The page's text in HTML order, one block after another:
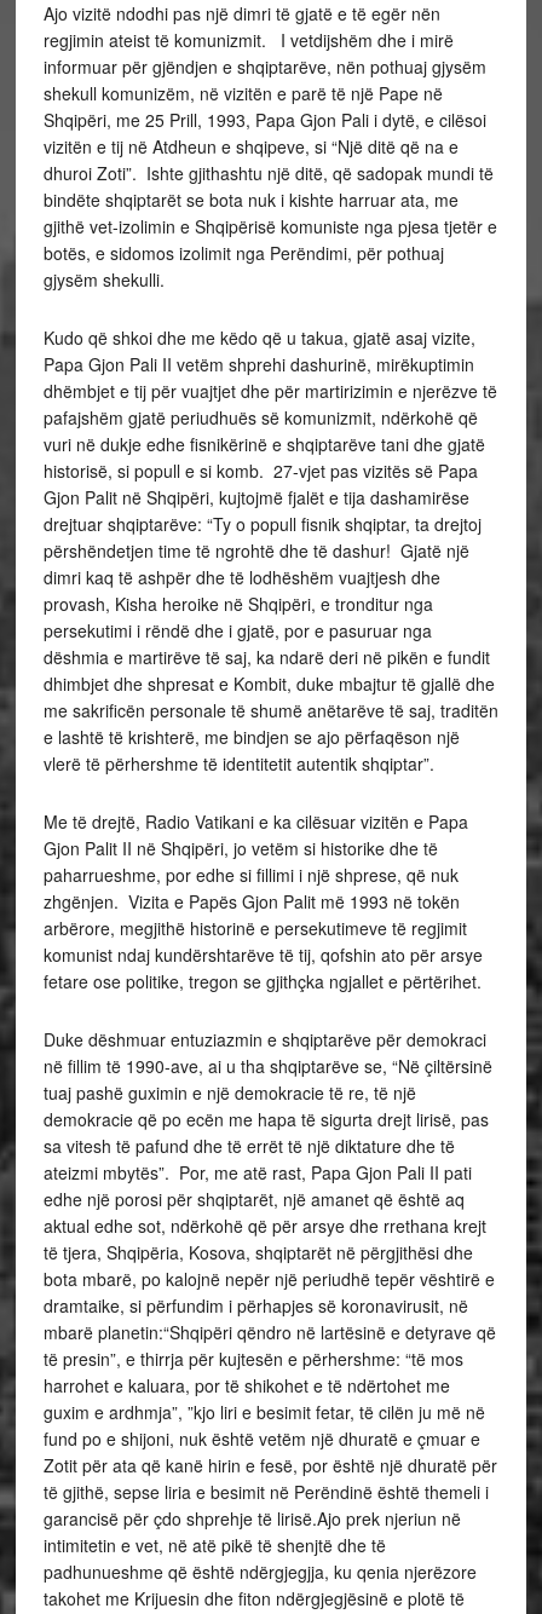
Ajo vizitë ndodhi pas një dimri të gjatë e të egër nën
regjimin ateist të komunizmit. I vetdijshëm dhe i mirë
informuar për gjëndjen e shqiptarëve, nën pothuaj gjysëm
shekull komunizëm, në vizitën e parë të një Pape në
Shqipëri, me 25 Prill, 1993, Papa Gjon Pali i dytë, e cilësoi
vizitën e tij në Atdheun e shqipeve, si “Një ditë që na e
dhuroi Zoti”. Ishte gjithashtu një ditë, që sadopak mundi të
bindëte shqiptarët se bota nuk i kishte harruar ata, me
gjithë vet-izolimin e Shqipërisë komuniste nga pjesa tjetër e
botës, e sidomos izolimit nga Perëndimi, për pothuaj
gjysëm shekulli.
Kudo që shkoi dhe me këdo që u takua, gjatë asaj vizite,
Papa Gjon Pali II vetëm shprehi dashurinë, mirëkuptimin
dhëmbjet e tij për vuajtjet dhe për martirizimin e njerëzve të
pafajshëm gjatë periudhuës së komunizmit, ndërkohë që
vuri në dukje edhe fisnikërinë e shqiptarëve tani dhe gjatë
historisë, si popull e si komb. 27-vjet pas vizitës së Papa
Gjon Palit në Shqipëri, kujtojmë fjalët e tija dashamirëse
drejtuar shqiptarëve: “Ty o popull fisnik shqiptar, ta drejtoj
përshëndetjen time të ngrohtë dhe të dashur! Gjatë një
dimri kaq të ashpër dhe të lodhëshëm vuajtjesh dhe
provash, Kisha heroike në Shqipëri, e tronditur nga
persekutimi i rëndë dhe i gjatë, por e pasuruar nga
dëshmia e martirëve të saj, ka ndarë deri në pikën e fundit
dhimbjet dhe shpresat e Kombit, duke mbajtur të gjallë dhe
me sakrificën personale të shumë anëtarëve të saj, traditën
e lashtë të krishterë, me bindjen se ajo përfaqëson një
vlerë të përhershme të identitetit autentik shqiptar”.
Me të drejtë, Radio Vatikani e ka cilësuar vizitën e Papa
Gjon Palit II në Shqipëri, jo vetëm si historike dhe të
paharrueshme, por edhe si fillimi i një shprese, që nuk
zhgënjen. Vizita e Papës Gjon Palit më 1993 në tokën
arbërore, megjithë historinë e persekutimeve të regjimit
komunist ndaj kundërshtarëve të tij, qofshin ato për arsye
fetare ose politike, tregon se gjithçka ngjallet e përtërihet.
Duke dëshmuar entuziazmin e shqiptarëve për demokraci
në fillim të 1990-ave, ai u tha shqiptarëve se, “Në çiltërsinë
tuaj pashë guximin e një demokracie të re, të një
demokracie që po ecën me hapa të sigurta drejt lirisë, pas
sa vitesh të pafund dhe të errët të një diktature dhe të
ateizmi mbytës”. Por, me atë rast, Papa Gjon Pali II pati
edhe një porosi për shqiptarët, një amanet që është aq
aktual edhe sot, ndërkohë që për arsye dhe rrethana krejt
të tjera, Shqipëria, Kosova, shqiptarët në përgjithësi dhe
bota mbarë, po kalojnë nepër një periudhë tepër vështirë e
dramtaike, si përfundim i përhapjes së koronavirusit, në
mbarë planetin:“Shqipëri qëndro në lartësinë e detyrave që
të presin”, e thirrja për kujtesën e përhershme: “të mos
harrohet e kaluara, por të shikohet e të ndërtohet me
guxim e ardhmja”, ”kjo liri e besimit fetar, të cilën ju më në
fund po e shijoni, nuk është vetëm një dhuratë e çmuar e
Zotit për ata që kanë hirin e fesë, por është një dhuratë për
të gjithë, sepse liria e besimit në Perëndinë është themeli i
garancisë për çdo shprehje të lirisë.Ajo prek njeriun në
intimitetin e vet, në atë pikë të shenjtë dhe të
padhunueshme që është ndërgjegjja, ku qenia njerëzore
takohet me Krijuesin dhe fiton ndërgjegjësinë e plotë të